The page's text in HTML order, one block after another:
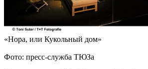
«Нора, или Кукольный дом»
Фото: пресс-служба ТЮЗа